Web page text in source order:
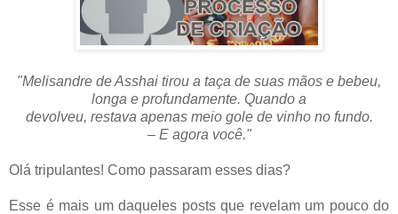
"Melisandre de Asshai tirou a taça de suas mãos e bebeu,
longa e profundamente. Quando a
devolveu, restava apenas meio gole de vinho no fundo.
– E agora você."
Olá tripulantes! Como passaram esses dias?
Esse é mais um daqueles posts que revelam um pouco do